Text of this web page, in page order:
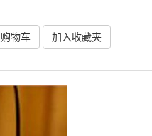
物车 加入收藏夹